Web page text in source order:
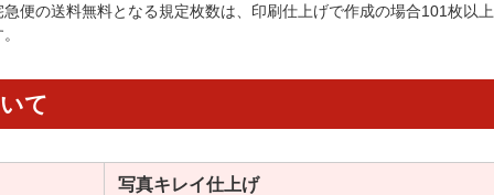
急便の送料無料となる規定枚数は、印刷仕上げで作成の場合101枚以
て
写真キレイ仕上げ